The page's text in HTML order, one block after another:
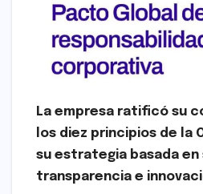
La empresa ratificó su
los diez principios de la
su estrategia basada
transparencia e